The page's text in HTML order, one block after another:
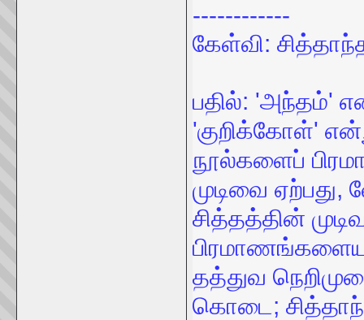
------------
கேள்வி:
பதில்: 'அந்தம்'
'குறிக்கோள்'
நூல்களைப்
முடிவை
சித்தத்தின்
தத்துவ
கொடை;